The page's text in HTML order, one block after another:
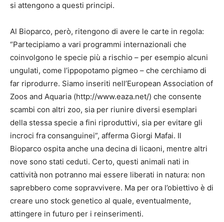
si attengono a questi principi.
Al Bioparco, però, ritengono di avere le carte in regola:
“Partecipiamo a vari programmi internazionali che
coinvolgono le specie più a rischio – per esempio alcuni
ungulati, come l’ippopotamo pigmeo – che cerchiamo di
far riprodurre. Siamo inseriti nell’European Association of
Zoos and Aquaria (http://www.eaza.net/) che consente
scambi con altri zoo, sia per riunire diversi esemplari
della stessa specie a fini riproduttivi, sia per evitare gli
incroci fra consanguinei”, afferma Giorgi Mafai. Il
Bioparco ospita anche una decina di licaoni, mentre altri
nove sono stati ceduti. Certo, questi animali nati in
cattività non potranno mai essere liberati in natura: non
saprebbero come sopravvivere. Ma per ora l’obiettivo è di
creare uno stock genetico al quale, eventualmente,
attingere in futuro per i reinserimenti.